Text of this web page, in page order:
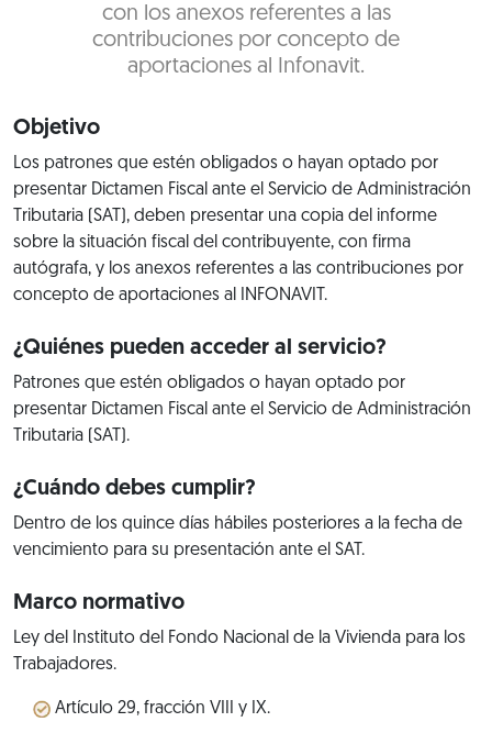
con los anexos referentes a las
contribuciones por concepto de
aportaciones al Infonavit.
Objetivo
Los patrones que estén obligados o hayan optado por
presentar Dictamen Fiscal ante el Servicio de Administración
Tributaria (SAT), deben presentar una copia del informe
sobre la situación fiscal del contribuyente, con firma
autógrafa, y los anexos referentes a las contribuciones por
concepto de aportaciones al INFONAVIT.
¿Quiénes pueden acceder al servicio?
Patrones que estén obligados o hayan optado por
presentar Dictamen Fiscal ante el Servicio de Administración
Tributaria (SAT).
¿Cuándo debes cumplir?
Dentro de los quince días hábiles posteriores a la fecha de
vencimiento para su presentación ante el SAT.
Marco normativo
Ley del Instituto del Fondo Nacional de la Vivienda para los
Trabajadores.
Artículo 29, fracción VIII y IX.